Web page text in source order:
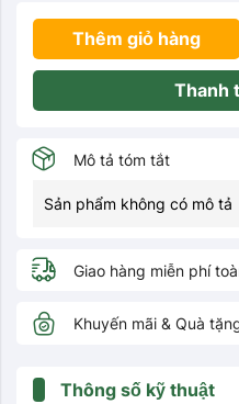
Thêm giỏ hàng
Thanh
Mô tả tóm tắt
Sản phẩm không có mô tả
Giao hàng miễn phí
Khuyến mãi & Quà
Thông số kỹ thuật